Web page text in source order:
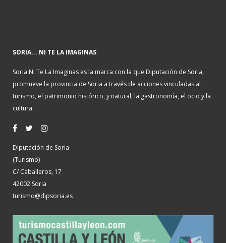
SORIA... NI TE LA IMAGINAS
Soria Ni Te La Imaginas es la marca con la que Diputación de Soria,
promueve la provincia de Soria a través de acciones vinculadas al
turismo, el patrimonio histórico, y natural, la gastronomía, el ocio y la
cultura.
Diputación de Soria
(Turismo)
C/ Caballeros, 17
42002 Soria
turismo@dipsoria.es